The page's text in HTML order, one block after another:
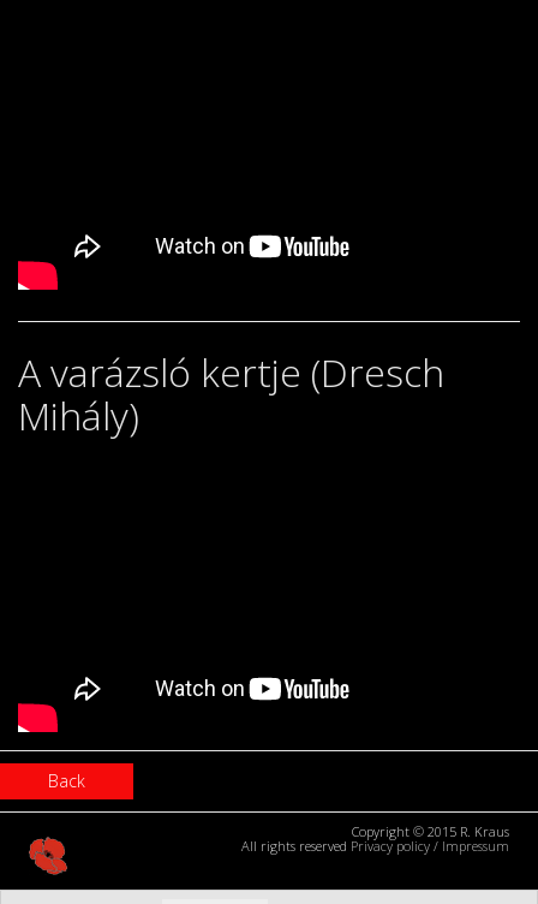
A varázsló kertje (Dresch
Mihály)
Back
Copyright © 2015 R. Kraus
All rights reserved Privacy policy / Impressum